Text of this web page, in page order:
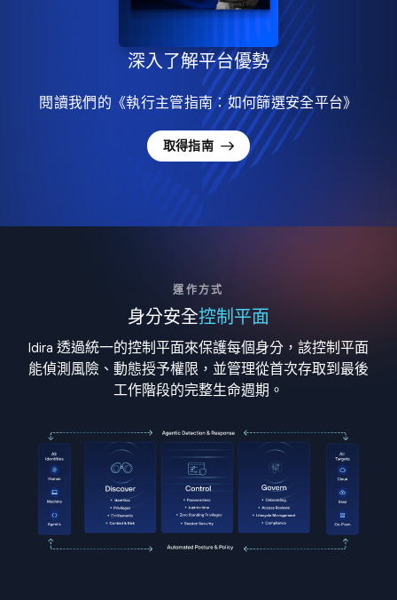
深入了解平台優勢
閱讀我們的《執行主管指南：如何篩選安全平台》
取得指南
運作方式
身分安全控制平面
Idira 透過統一的控制平面來保護每個身分，該控制平面
能偵測風險、動態授予權限，並管理從首次存取到最後
工作階段的完整生命週期。